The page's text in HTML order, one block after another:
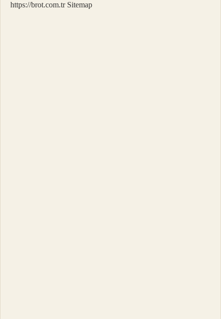
https://brot.com.tr Sitemap